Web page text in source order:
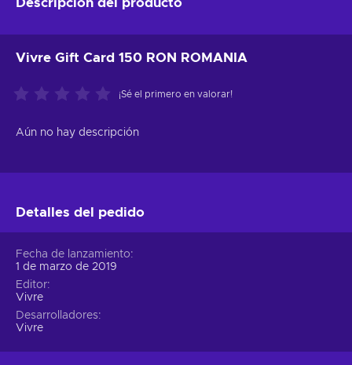
Vivre Gift Card 150 RON ROMANIA
¡Sé el primero en valorar!
Aún no hay descripción
Detalles del pedido
Fecha de lanzamiento
1 de marzo de 2019
Editor
Vivre
Desarrolladores
Vivre